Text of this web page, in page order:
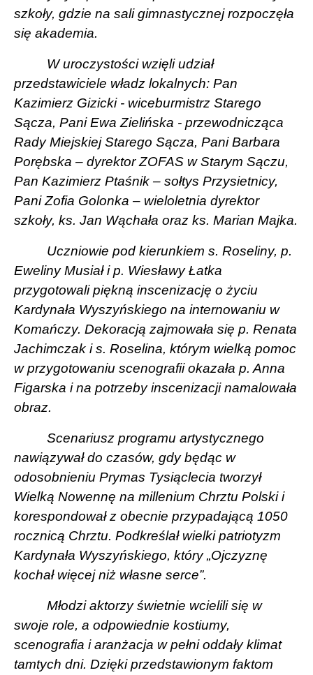
szkoły, gdzie na sali gimnastycznej rozpoczęła
się akademia.
W uroczystości wzięli udział
przedstawiciele władz lokalnych: Pan
Kazimierz Gizicki - wiceburmistrz Starego
Sącza, Pani Ewa Zielińska - przewodnicząca
Rady Miejskiej Starego Sącza, Pani Barbara
Porębska – dyrektor ZOFAS w Starym Sączu,
Pan Kazimierz Ptaśnik – sołtys Przysietnicy,
Pani Zofia Golonka – wieloletnia dyrektor
szkoły, ks. Jan Wąchała oraz ks. Marian Majka.
Uczniowie pod kierunkiem s. Roseliny, p.
Eweliny Musiał i p. Wiesławy Łatka
przygotowali piękną inscenizację o życiu
Kardynała Wyszyńskiego na internowaniu w
Komańczy. Dekoracją zajmowała się p. Renata
Jachimczak i s. Roselina, którym wielką pomoc
w przygotowaniu scenografii okazała p. Anna
Figarska i na potrzeby inscenizacji namalowała
obraz.
Scenariusz programu artystycznego
nawiązywał do czasów, gdy będąc w
odosobnieniu Prymas Tysiąclecia tworzył
Wielką Nowennę na millenium Chrztu Polski i
korespondował z obecnie przypadającą 1050
rocznicą Chrztu. Podkreślał wielki patriotyzm
Kardynała Wyszyńskiego, który „Ojczyznę
kochał więcej niż własne serce”.
Młodzi aktorzy świetnie wcielili się w
swoje role, a odpowiednie kostiumy,
scenografia i aranżacja w pełni oddały klimat
tamtych dni. Dzięki przedstawionym faktom